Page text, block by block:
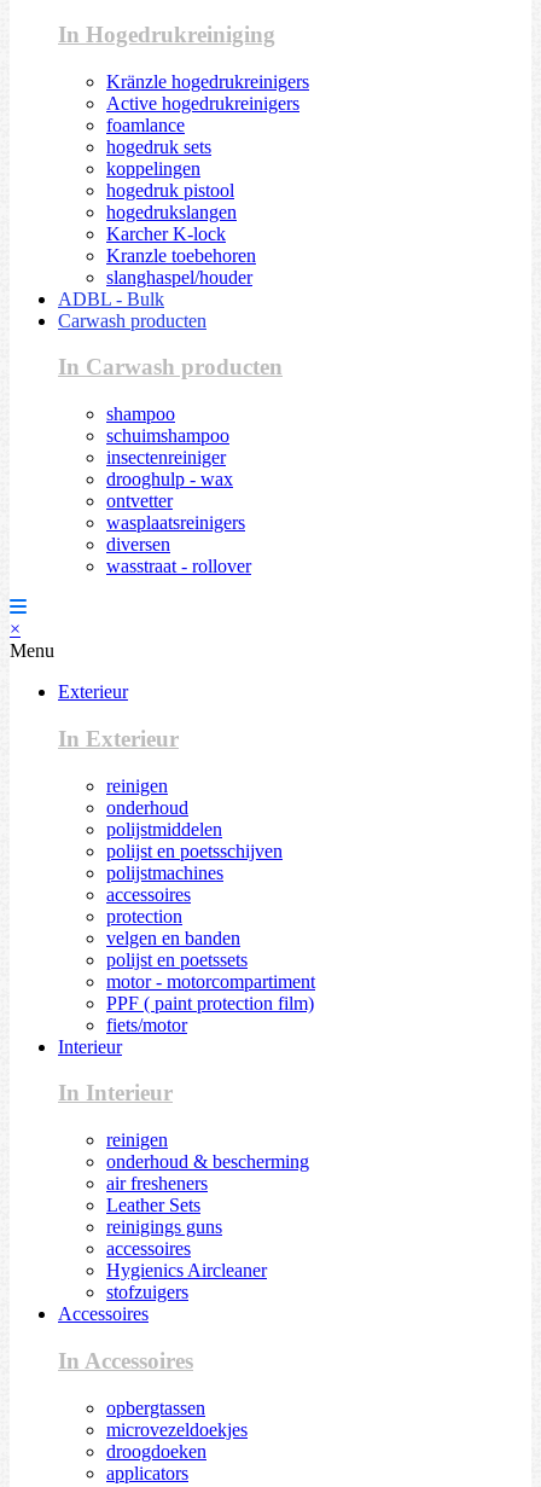
In Hogedrukreiniging
Kränzle hogedrukreinigers
Active hogedrukreinigers
foamlance
hogedruk sets
koppelingen
hogedruk pistool
hogedrukslangen
Karcher K-lock
Kranzle toebehoren
slanghaspel/houder
ADBL - Bulk
Carwash producten
In Carwash producten
shampoo
schuimshampoo
insectenreiniger
drooghulp - wax
ontvetter
wasplaatsreinigers
diversen
wasstraat - rollover
×
Menu
Exterieur
In Exterieur
reinigen
onderhoud
polijstmiddelen
polijst en poetsschijven
polijstmachines
accessoires
protection
velgen en banden
polijst en poetssets
motor - motorcompartiment
PPF ( paint protection film)
fiets/motor
Interieur
In Interieur
reinigen
onderhoud & bescherming
air fresheners
Leather Sets
reinigings guns
accessoires
Hygienics Aircleaner
stofzuigers
Accessoires
In Accessoires
opbergtassen
microvezeldoekjes
droogdoeken
applicators